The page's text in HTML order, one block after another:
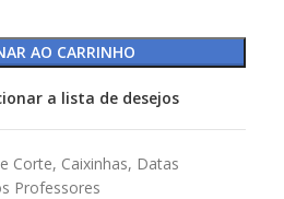
AO CARRINHO
a lista de desejos
Corte, Caixinhas, Datas
Professores